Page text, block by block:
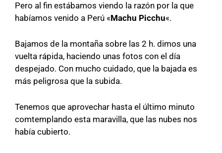
Pero al fin estábamos viendo la razón por la que
habíamos venido a Perú «Machu Picchu«.
Bajamos de la montaña sobre las 2 h. dimos una
vuelta rápida, haciendo unas fotos con el día
despejado. Con mucho cuidado, que la bajada es
más peligrosa que la subida.
Tenemos que aprovechar hasta el último minuto
comtemplando esta maravilla, que las nubes nos
había cubierto.